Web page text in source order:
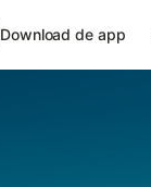
Download de app